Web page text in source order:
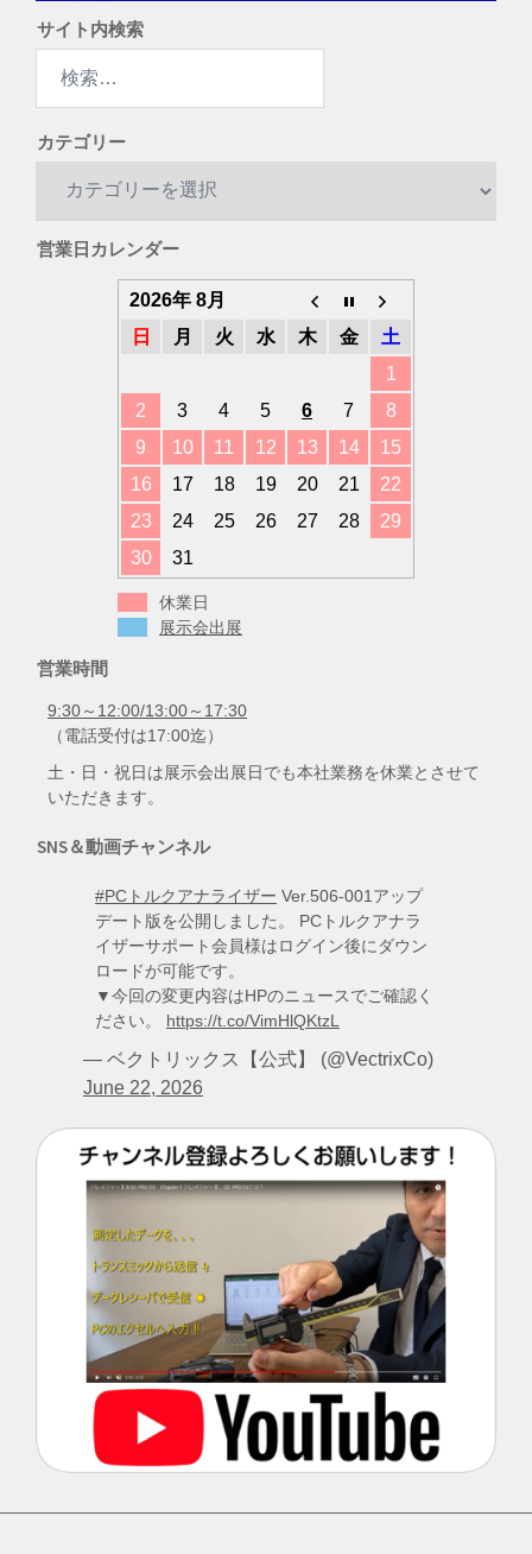
サイト内検索
カテゴリー
リ
営業日カレンダー
2026年 8月
日
月 火 水 木 金
土
1
2
3 4 5 6 7
8
9
10 11 12 13 14
15
16
17 18 19 20 21
22
23
24 25 26 27 28
29
30
31
休業日
展示会出展
営業時間
9:30～12:00/13:00～17:30
（電話受付は17:00迄）
土・日・祝日は展示会出展日でも本社業務を休業とさせて
いただきます。
SNS＆動画チャンネル
#PCトルクアナライザー Ver.506-001アップ
デート版を公開しました。 PCトルクアナラ
イザーサポート会員様はログイン後にダウン
ロードが可能です。
▼今回の変更内容はHPのニュースでご確認く
ださい。 https://t.co/VimHlQKtzL
— ベクトリックス【公式】 (@VectrixCo)
June 22, 2026